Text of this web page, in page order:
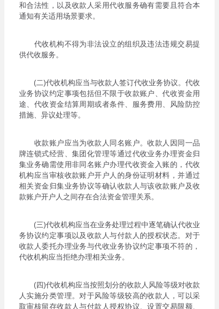
和合法性，以及收款人采用代收服务确有需要且符合本
通知有关适用场景要求。
代收机构不得为非法设立的组织及违法违规交易提
供代收服务。
(二)代收机构应当与收款人签订代收业务协议。代收
业务协议约定事项包括但不限于收款账户、代收资金用
途、代收资金结算周期或者条件、服务费用、风险防控
措施、异议处理等。
收款账户应当为收款人同名账户。收款人因同一品
牌连锁式经营、集团化管理等通过代收业务办理资金归
集业务确需使用非同名账户办理代收资金入账的，代收
机构应当审核收款账户开户人的身份证明材料，并通过
相关资金归集业务协议等确认收款人与该收款账户及收
款账户开户人之间存在合法资金管理关系。
(三)代收机构应当在业务处理过程中逐笔确认代收业
务协议约定事项以及收款人与付款人的授权状态。对于
收款人委托办理业务与代收业务协议约定事项不符的，
代收机构应当拒绝办理相关业务。
(四)代收机构应当按照划分的收款人风险等级对收款
人实施分类管理。对于风险等级较高的收款人，可以采
取审核留存收款人与付款人授权协议、设置交易限额、